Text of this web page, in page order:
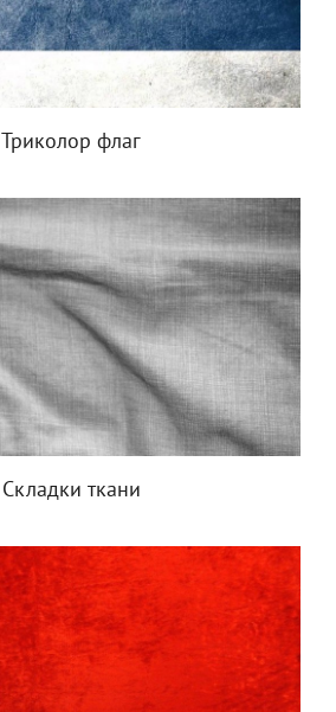
Триколор флаг
Складки ткани